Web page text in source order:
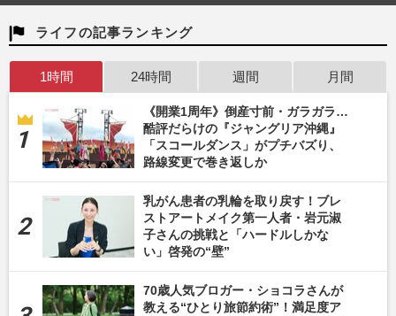
ライフの記事ランキング
1時間 24時間 週間 月間
《開業1周年》倒産寸前・ガラガラ…
酷評だらけの『ジャングリア沖縄』
「スコールダンス」がプチバズり、
路線変更で巻き返しか
乳がん患者の乳輪を取り戻す！ブレ
ストアートメイク第一人者・岩元淑
子さんの挑戦と「ハードルしかな
い」啓発の“壁”
70歳人気ブロガー・ショコラさんが
教える“ひとり旅節約術”！満足度ア